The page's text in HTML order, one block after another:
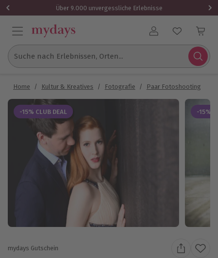
Über 9.000 unvergessliche Erlebnisse
Benutzerkonto
Suche nach Erlebnissen, Orten...
Home / Kultur & Kreatives / Fotografie / Paar Fotoshooting
-15% CLUB DEAL -15%
mydays Gutschein